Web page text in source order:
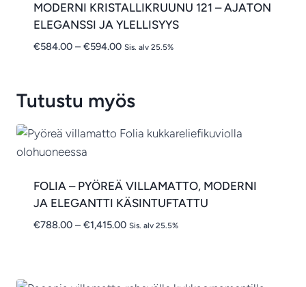
MODERNI KRISTALLIKRUUNU 121 – AJATON
ELEGANSSI JA YLELLISYYS
€584.00 – €594.00Hintaluokka:
€594.00
Sis. alv 25.5%
Tutustu myös
FOLIA – PYÖREÄ VILLAMATTO, MODERNI
JA ELEGANTTI KÄSINTUFTATTU
€788.00 – €1,415.00Hintaluokka:
Sis. alv 25.5%